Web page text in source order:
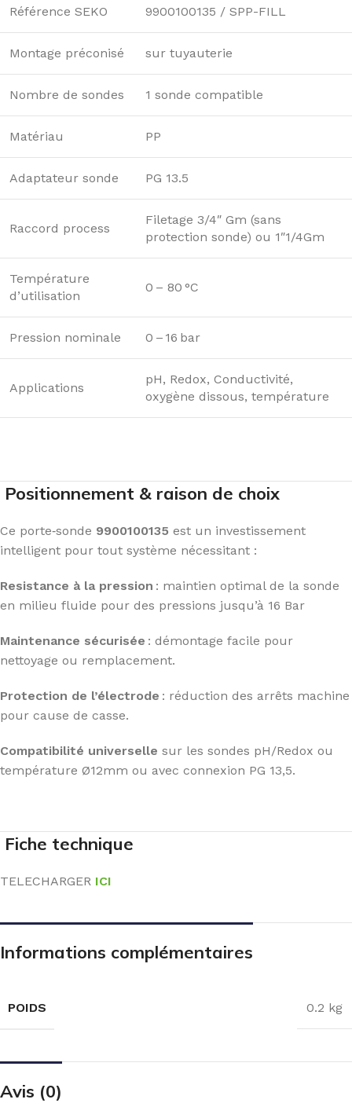
Référence SEKO 9900100135 / SPP-FILL
Montage préconisé sur tuyauterie
Nombre de sondes 1 sonde compatible
Matériau PP
Adaptateur sonde PG 13.5
Raccord process
Filetage 3/4″ Gm (sans
protection sonde) ou 1″1/4Gm
Température
d’utilisation
0 – 80 °C
Pression nominale 0 – 16 bar
Applications
pH, Redox, Conductivité,
oxygène dissous, température
Positionnement & raison de choix
Ce porte‑sonde 9900100135 est un investissement
intelligent pour tout système nécessitant :
Resistance à la pression : maintien optimal de la sonde
en milieu fluide pour des pressions jusqu’à 16 Bar
Maintenance sécurisée : démontage facile pour
nettoyage ou remplacement.
Protection de l’électrode : réduction des arrêts machine
pour cause de casse.
Compatibilité universelle sur les sondes pH/Redox ou
température Ø12mm ou avec connexion PG 13,5.
Fiche technique
TELECHARGER ICI
Informations complémentaires
POIDS 0.2 kg
Avis (0)